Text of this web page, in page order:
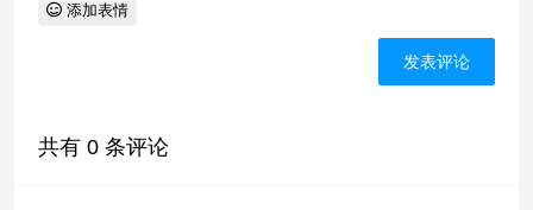
添加表情
共有0 条评论